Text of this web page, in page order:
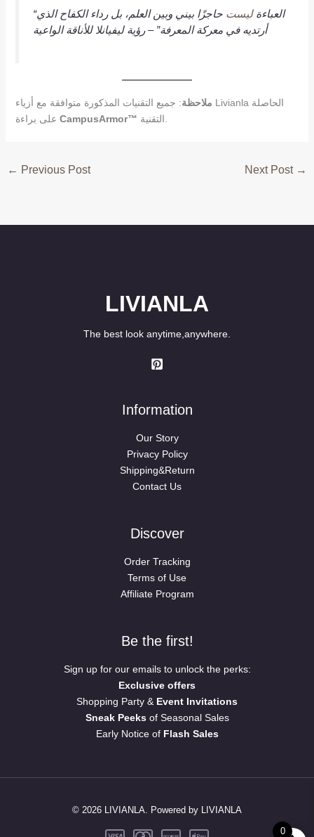
“العباءةليست حاجزًا بيني وبين العلم، بل رداء الكفاح الذي
أرتديه في معركة المعرفة” – رؤية ليفيانلا للأناقة الواعية
ملاحظة: جميع التقنيات المذكورة متوافقة مع أزياء Livianla الحاصلة
CampusArmor™
← Previous Post Next Post →
LIVIANLA
The best look anytime,anywhere.
Information
Our Story
Privacy Policy
Shipping&Return
Contact Us
Discover
Order Tracking
Terms of Use
Affiliate Program
Be the first!
Sign up for our emails to unlock the perks:
Exclusive offers
Shopping Party & Event Invitations
Sneak Peeksof Seasonal Sales
Early Notice of Flash Sales
© 2026 LIVIANLA. Powered by LIVIANLA
0